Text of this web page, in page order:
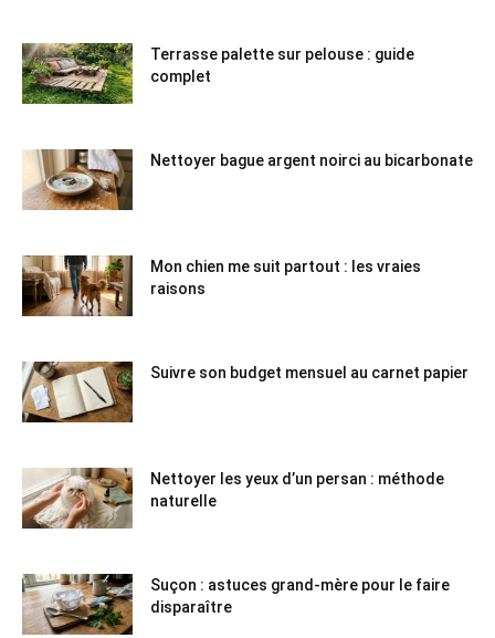
Terrasse palette sur pelouse : guide
complet
Nettoyer bague argent noirci au bicarbonate
Mon chien me suit partout : les vraies
raisons
Suivre son budget mensuel au carnet papier
Nettoyer les yeux d’un persan : méthode
naturelle
Suçon : astuces grand-mère pour le faire
disparaître